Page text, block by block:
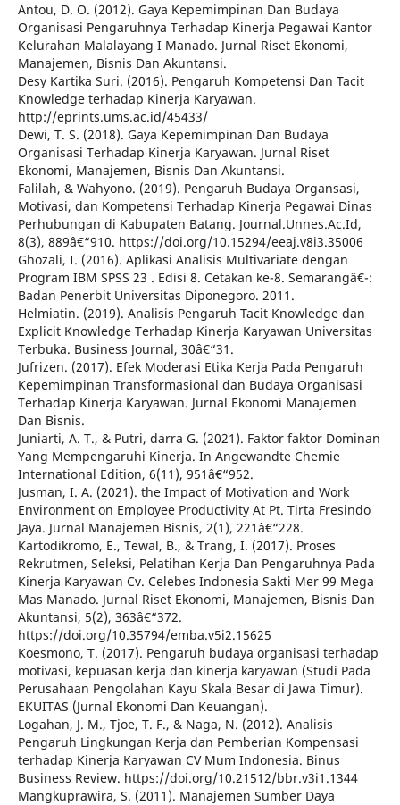
Antou, D. O. (2012). Gaya Kepemimpinan Dan Budaya
Organisasi Pengaruhnya Terhadap Kinerja Pegawai Kantor
Kelurahan Malalayang I Manado. Jurnal Riset Ekonomi,
Manajemen, Bisnis Dan Akuntansi.
Desy Kartika Suri. (2016). Pengaruh Kompetensi Dan Tacit
Knowledge terhadap Kinerja Karyawan.
http://eprints.ums.ac.id/45433/
Dewi, T. S. (2018). Gaya Kepemimpinan Dan Budaya
Organisasi Terhadap Kinerja Karyawan. Jurnal Riset
Ekonomi, Manajemen, Bisnis Dan Akuntansi.
Falilah, & Wahyono. (2019). Pengaruh Budaya Organsasi,
Motivasi, dan Kompetensi Terhadap Kinerja Pegawai Dinas
Perhubungan di Kabupaten Batang. Journal.Unnes.Ac.Id,
8(3), 889â€“910. https://doi.org/10.15294/eeaj.v8i3.35006
Ghozali, I. (2016). Aplikasi Analisis Multivariate dengan
Program IBM SPSS 23 . Edisi 8. Cetakan ke-8. Semarangâ€¯:
Badan Penerbit Universitas Diponegoro. 2011.
Helmiatin. (2019). Analisis Pengaruh Tacit Knowledge dan
Explicit Knowledge Terhadap Kinerja Karyawan Universitas
Terbuka. Business Journal, 30â€“31.
Jufrizen. (2017). Efek Moderasi Etika Kerja Pada Pengaruh
Kepemimpinan Transformasional dan Budaya Organisasi
Terhadap Kinerja Karyawan. Jurnal Ekonomi Manajemen
Dan Bisnis.
Juniarti, A. T., & Putri, darra G. (2021). Faktor faktor Dominan
Yang Mempengaruhi Kinerja. In Angewandte Chemie
International Edition, 6(11), 951â€“952.
Jusman, I. A. (2021). the Impact of Motivation and Work
Environment on Employee Productivity At Pt. Tirta Fresindo
Jaya. Jurnal Manajemen Bisnis, 2(1), 221â€“228.
Kartodikromo, E., Tewal, B., & Trang, I. (2017). Proses
Rekrutmen, Seleksi, Pelatihan Kerja Dan Pengaruhnya Pada
Kinerja Karyawan Cv. Celebes Indonesia Sakti Mer 99 Mega
Mas Manado. Jurnal Riset Ekonomi, Manajemen, Bisnis Dan
Akuntansi, 5(2), 363â€“372.
https://doi.org/10.35794/emba.v5i2.15625
Koesmono, T. (2017). Pengaruh budaya organisasi terhadap
motivasi, kepuasan kerja dan kinerja karyawan (Studi Pada
Perusahaan Pengolahan Kayu Skala Besar di Jawa Timur).
EKUITAS (Jurnal Ekonomi Dan Keuangan).
Logahan, J. M., Tjoe, T. F., & Naga, N. (2012). Analisis
Pengaruh Lingkungan Kerja dan Pemberian Kompensasi
terhadap Kinerja Karyawan CV Mum Indonesia. Binus
Business Review. https://doi.org/10.21512/bbr.v3i1.1344
Mangkuprawira, S. (2011). Manajemen Sumber Daya